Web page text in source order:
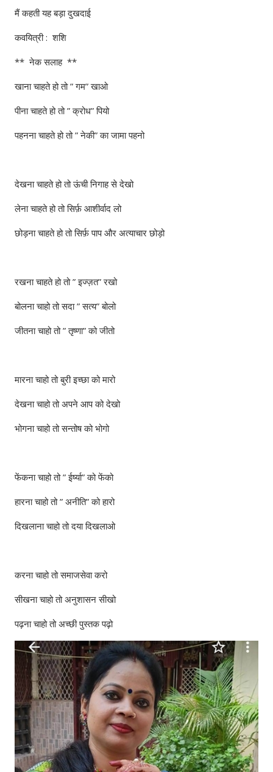
मैं कहती यह बड़ा दुखदाई
कवयित्री : शशि
** नेक सलाह **
खाना चाहते हो तो ” गम” खाओ
पीना चाहते हो तो ” क्रोध” पियो
पहनना चाहते हो तो ” नेकी” का जामा पहनो
देखना चाहते हो तो ऊंची निगाह से देखो
लेना चाहते हो तो सिर्फ़ आशीर्वाद लो
छोड़ना चाहते हो तो सिर्फ़ पाप और अत्याचार छोड़ो
रखना चाहते हो तो ” इज्ज़त” रखो
बोलना चाहो तो सदा ” सत्य” बोलो
जीतना चाहो तो ” तृष्णा” को जीतो
मारना चाहो तो बुरी इच्छा को मारो
देखना चाहो तो अपने आप को देखो
भोगना चाहो तो सन्तोष को भोगो
फेंकना चाहो तो ” ईर्ष्या” को फेंको
हारना चाहो तो ” अनीति” को हारो
दिखलाना चाहो तो दया दिखलाओ
करना चाहो तो समाजसेवा करो
सीखना चाहो तो अनुशासन सीखो
पढ़ना चाहो तो अच्छी पुस्तक पढ़ो